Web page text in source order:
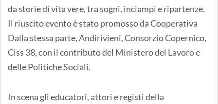
da storie di vita vere, tra sogni, inciampi e ripartenze.
Il riuscito evento è stato promosso da Cooperativa
Dalla stessa parte, Andirivieni, Consorzio Copernico,
Ciss 38, con il contributo del Ministero del Lavoro e
delle Politiche Sociali.
In scena gli educatori, attori e registi della